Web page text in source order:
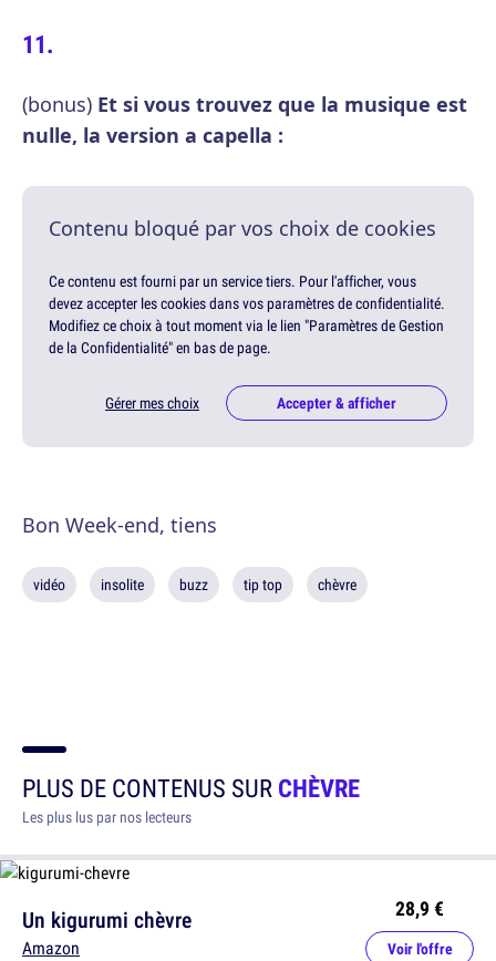
(bonus) Et si vous trouvez que la musique est
nulle, la version a capella :
Contenu bloqué par vos choix de cookies
Ce contenu est fourni par un service tiers. Pour l'afficher, vous
devez accepter les cookies dans vos paramètres de confidentialité.
Modifiez ce choix à tout moment via le lien "Paramètres de Gestion
de la Confidentialité" en bas de page.
Gérer mes choix Accepter & afficher
Bon Week-end, tiens
vidéo insolite buzz tip top chèvre
PLUS DE CONTENUS SURCHÈVRE
Les plus lus par nos lecteurs
Un kigurumi chèvre
Amazon
28,9 €
Voir l'offre